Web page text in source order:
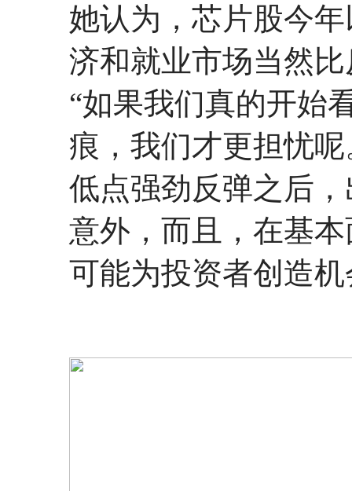
她认为，芯片股今
济和就业市场当然
“如果我们真的开始
痕，我们才更担忧
低点强劲反弹之后
意外，而且，在基
可能为投资者创造机